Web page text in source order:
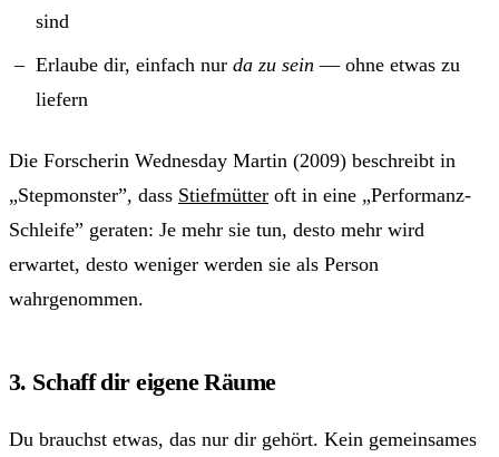
sind
Erlaube dir, einfach nur da zu sein — ohne etwas zu
liefern
Die Forscherin Wednesday Martin (2009) beschreibt in
„Stepmonster”, dass Stiefmütter oft in eine „Performanz-
Schleife” geraten: Je mehr sie tun, desto mehr wird
erwartet, desto weniger werden sie als Person
wahrgenommen.
3. Schaff dir eigene Räume
Du brauchst etwas, das nur dir gehört. Kein gemeinsames